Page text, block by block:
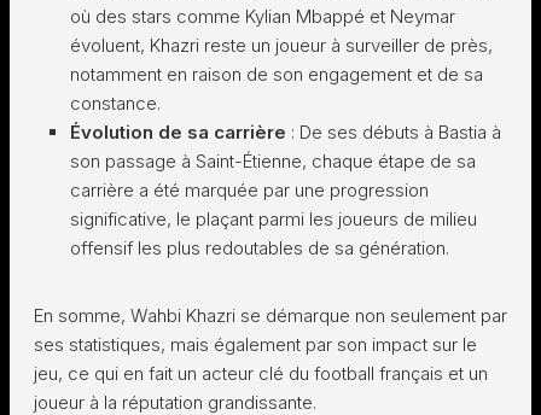
où des stars comme Kylian Mbappé et Neymar
évoluent, Khazri reste un joueur à surveiller de près,
notamment en raison de son engagement et de sa
constance.
Évolution de sa carrière : De ses débuts à Bastia à
son passage à Saint-Étienne, chaque étape de sa
carrière a été marquée par une progression
significative, le plaçant parmi les joueurs de milieu
offensif les plus redoutables de sa génération.
En somme, Wahbi Khazri se démarque non seulement par
ses statistiques, mais également par son impact sur le
jeu, ce qui en fait un acteur clé du football français et un
joueur à la réputation grandissante.